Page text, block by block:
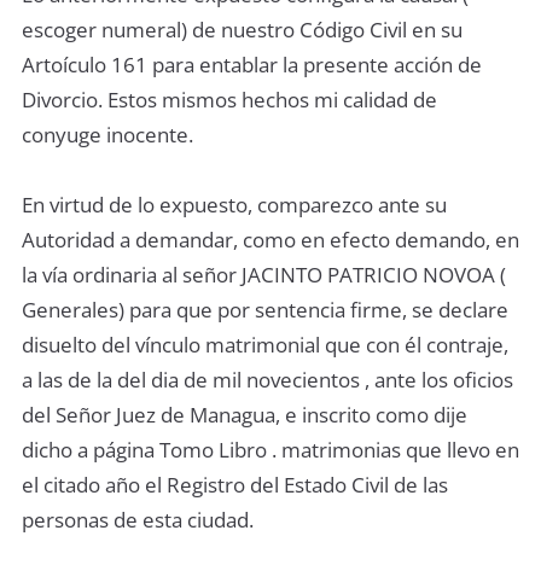
escoger numeral) de nuestro Código Civil en su
Artoículo 161 para entablar la presente acción de
Divorcio. Estos mismos hechos mi calidad de
conyuge inocente.
En virtud de lo expuesto, comparezco ante su
Autoridad a demandar, como en efecto demando, en
la vía ordinaria al señor JACINTO PATRICIO NOVOA (
Generales) para que por sentencia firme, se declare
disuelto del vínculo matrimonial que con él contraje,
a las de la del dia de mil novecientos , ante los oficios
del Señor Juez de Managua, e inscrito como dije
dicho a página Tomo Libro . matrimonias que llevo en
el citado año el Registro del Estado Civil de las
personas de esta ciudad.